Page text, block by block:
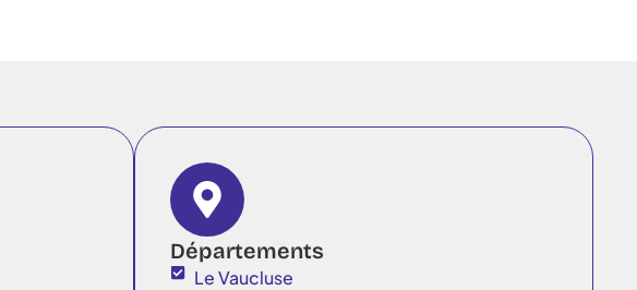
Départements
Le Vaucluse